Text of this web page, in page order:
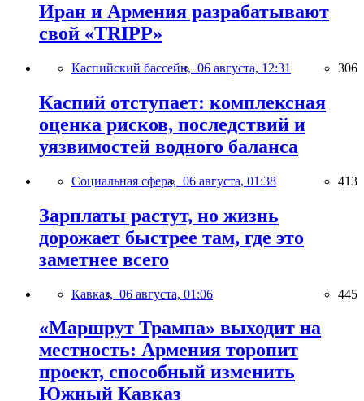
Иран и Армения разрабатывают
свой «TRIPP»
Каспийский бассейн, 06 августа, 12:31 306
Каспий отступает: комплексная
оценка рисков, последствий и
уязвимостей водного баланса
Социальная сфера, 06 августа, 01:38 413
Зарплаты растут, но жизнь
дорожает быстрее там, где это
заметнее всего
Кавказ, 06 августа, 01:06 445
«Маршрут Трампа» выходит на
местность: Армения торопит
проект, способный изменить
Южный Кавказ